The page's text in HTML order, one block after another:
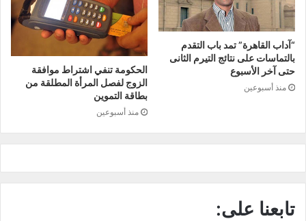
“آداب القاهرة” تمد باب التقدم
بالتماسات على نتائج التيرم الثانى
حتى آخر الأسبوع
منذ أسبوعين
الحكومة تنفي اشتراط موافقة
الزوج لفصل المرأة المطلقة من
بطاقة التموين
منذ أسبوعين
تابعنا على: